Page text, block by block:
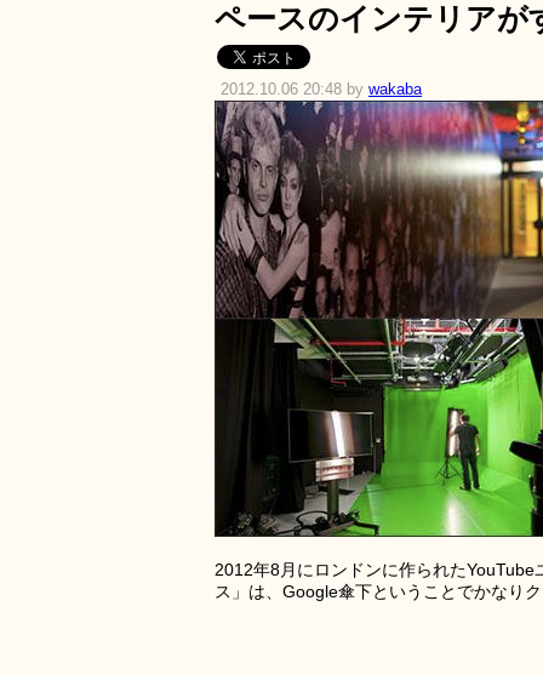
ペースのインテリアが
2012.10.06 20:48 by wakaba
2012年8月にロンドンに作られた
ス」は、Google傘下ということでかなり